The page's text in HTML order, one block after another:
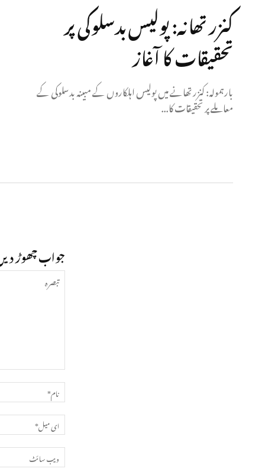
کنزر تھانہ: پولیس بدسلوکی پر
تحقیقات کا آغاز
بارہمولہ: کنزر تھانے میں پولیس اہلکاروں کے مبینہ بدسلوکی کے
معاملے پر تحقیقات کا...
جواب چھوڑ
تبصرہ